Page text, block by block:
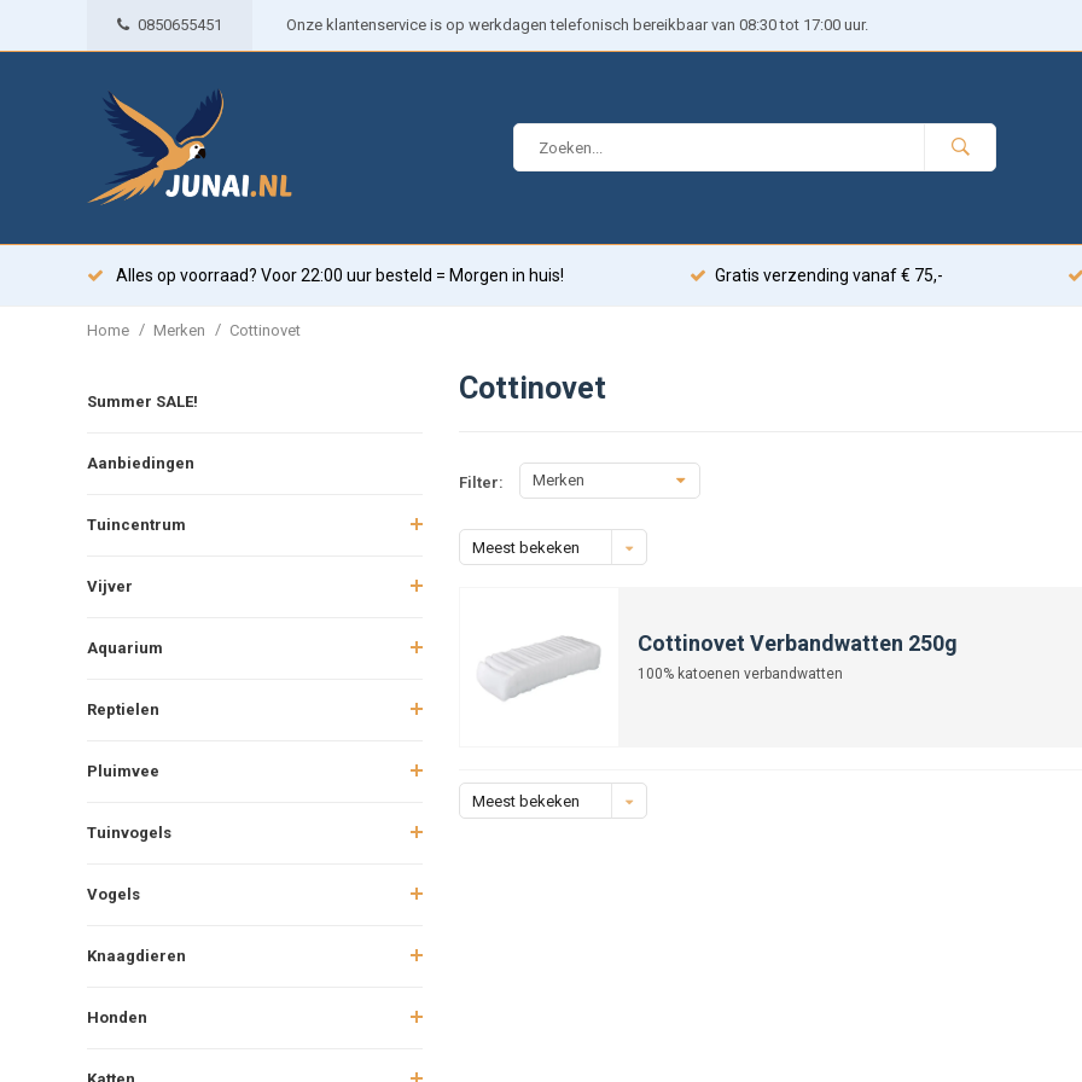
0850655451 Onze klantenservice is op werkdagen telefonisch bereikbaar van 08:30 tot 17:00 uur.
Alles op voorraad? Voor 22:00 uur besteld = Morgen in huis! Gratis verzending vanaf € 75,-
Home / Merken / Cottinovet
Summer SALE!
Aanbiedingen
Tuincentrum
Vijver
Aquarium
Reptielen
Pluimvee
Tuinvogels
Vogels
Knaagdieren
Honden
Cottinovet
Filter: Merken
Meest bekeken
Cottinovet Verbandwatten 250g
100% katoenen verbandwatten
Meest bekeken